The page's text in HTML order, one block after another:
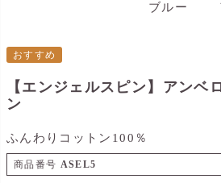
ブルー
おすすめ
【エンジェルスピン】アン
ン
ふんわりコットン100％
商品番号 ASEL5